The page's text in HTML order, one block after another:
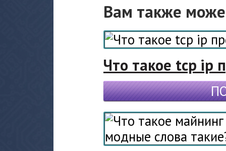
Вам также
Что такое tcp ip